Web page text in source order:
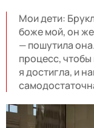
Мои дети:
боже мой, он
— пошутила
процесс,
я достигла, и